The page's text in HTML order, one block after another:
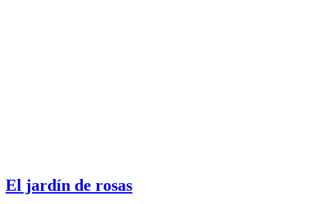
El jardín de rosas